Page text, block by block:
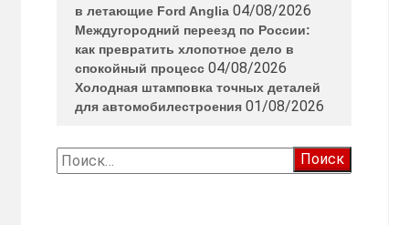
в летающие Ford Anglia 04/08/2026
Междугородний переезд по России:
как превратить хлопотное дело в
спокойный процесс 04/08/2026
Холодная штамповка точных деталей
для автомобилестроения 01/08/2026
Найти: